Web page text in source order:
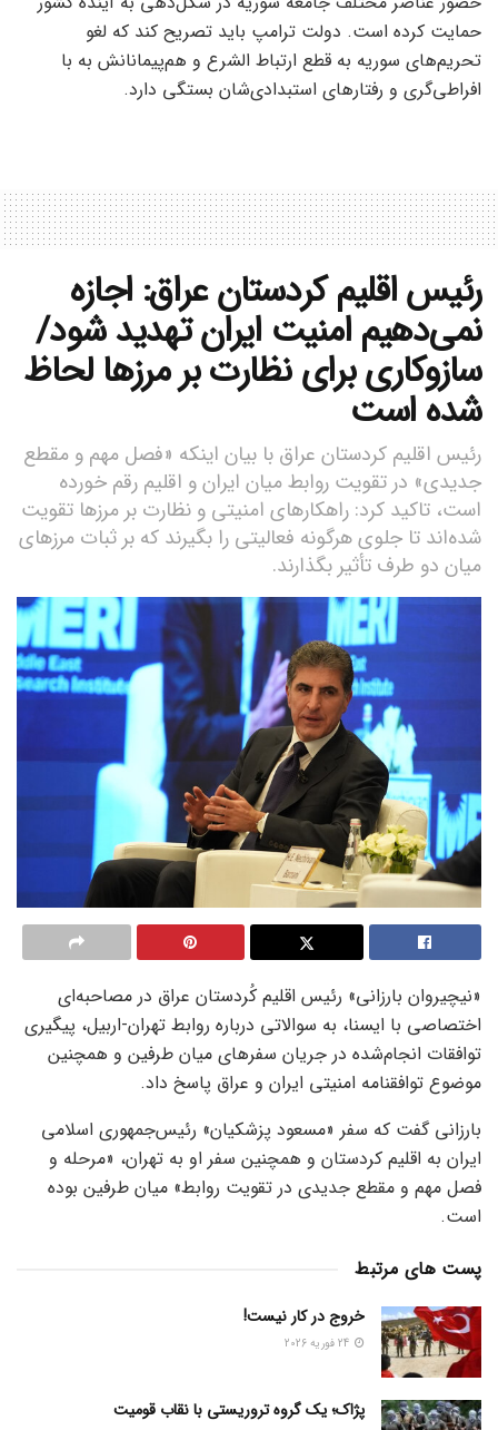
حمایت کرده است. دولت ترامپ باید تصریح کند که لغو
تحریم‌های سوریه به قطع ارتباط الشرع و هم‌پیمانانش به با
افراطی‌گری و رفتارهای استبدادی‌شان بستگی دارد.
رئیس اقلیم کردستان عراق: اجازه
نمی‌دهیم امنیت ایران تهدید شود/
سازوکاری برای نظارت بر مرزها لحاظ
شده است
رئیس اقلیم کردستان عراق با بیان اینکه «فصل مهم و مقطع
جدیدی» در تقویت روابط میان ایران و اقلیم رقم خورده
است، تاکید کرد: راهکارهای امنیتی و نظارت بر مرزها تقویت
شده‌اند تا جلوی هرگونه فعالیتی را بگیرند که بر ثبات مرزهای
میان دو طرف تأثیر بگذارند.
«نیچیروان بارزانی» رئیس اقلیم کُردستان عراق در مصاحبه‌ای
اختصاصی با ایسنا، به سوالاتی درباره روابط تهران-اربیل، پیگیری
توافقات انجام‌شده در جریان سفرهای میان طرفین و همچنین
موضوع توافقنامه امنیتی ایران و عراق پاسخ داد.
بارزانی گفت که سفر «مسعود پزشکیان» رئیس‌جمهوری اسلامی
ایران به اقلیم کردستان و همچنین سفر او به تهران، «مرحله و
فصل مهم و مقطع جدیدی در تقویت روابط» میان طرفین بوده
است.
پست های مرتبط
خروج در کار نیست!
پژاک؛ یک گروه تروریستی با نقاب قومیت